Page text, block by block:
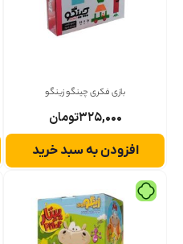
بازی فکری چینگو زینگو
۳۲۵,۰۰۰تومان
افزودن به سبد خرید